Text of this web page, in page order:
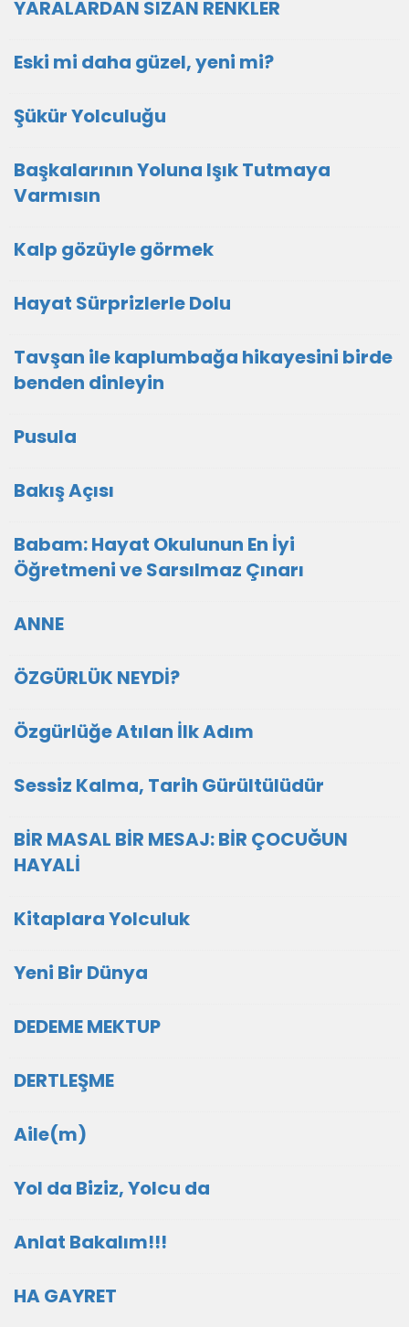
YARALARDAN SIZAN RENKLER
Eski mi daha güzel, yeni mi?
Şükür Yolculuğu
Başkalarının Yoluna Işık Tutmaya
Varmısın
Kalp gözüyle görmek
Hayat Sürprizlerle Dolu
Tavşan ile kaplumbağa hikayesini birde
benden dinleyin
Pusula
Bakış Açısı
Babam: Hayat Okulunun En İyi
Öğretmeni ve Sarsılmaz Çınarı
ANNE
ÖZGÜRLÜK NEYDİ?
Özgürlüğe Atılan İlk Adım
Sessiz Kalma, Tarih Gürültülüdür
BİR MASAL BİR MESAJ: BİR ÇOCUĞUN
HAYALİ
Kitaplara Yolculuk
Yeni Bir Dünya
DEDEME MEKTUP
DERTLEŞME
Aile(m)
Yol da Biziz, Yolcu da
Anlat Bakalım!!!
HA GAYRET